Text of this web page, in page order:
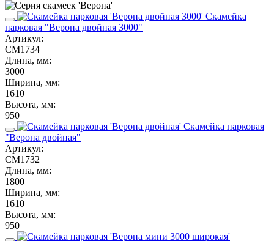
Скамейка
парковая "Верона двойная 3000"
Артикул:
СМ1734
Длина, мм:
3000
Ширина, мм:
1610
Высота, мм:
950
Скамейка парковая
"Верона двойная"
Артикул:
СМ1732
Длина, мм:
1800
Ширина, мм:
1610
Высота, мм:
950